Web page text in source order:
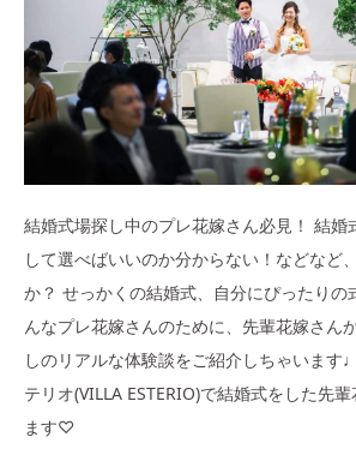
結婚式場探し中のプレ花嫁さん必見！ 結婚
して選べばいいのか分からない！などなど
か？ せっかくの結婚式、自分にぴったりの
んなプレ花嫁さんのために、先輩花嫁さん
しのリアルな体験談をご紹介しちゃいます
テリオ(VILLA ESTERIO)で結婚式をした先
ます♡